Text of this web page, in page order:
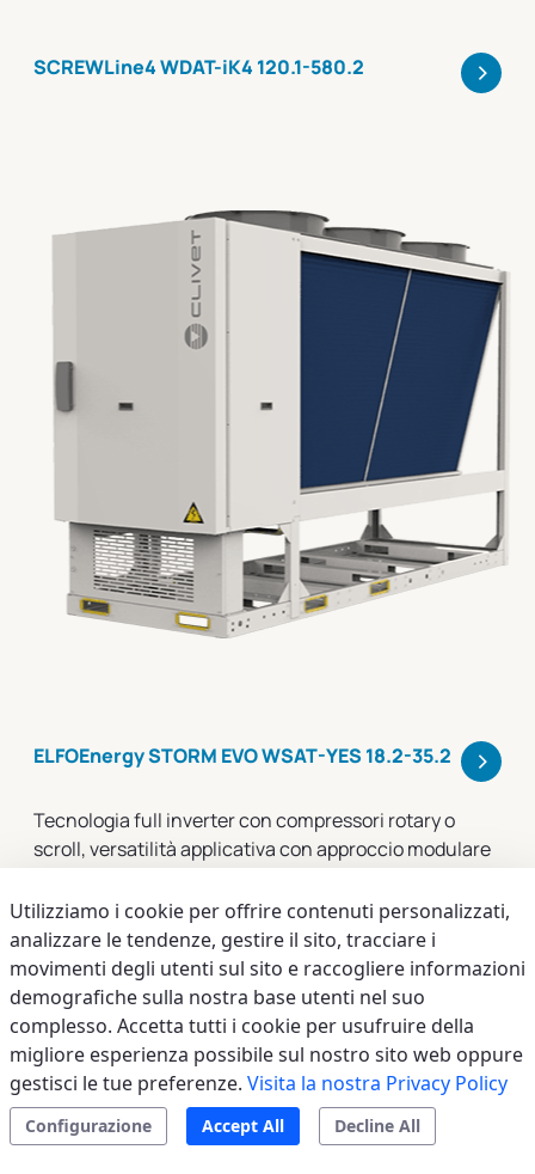
SCREWLine4 WDAT-iK4 120.1-580.2 >
ELFOEnergy STORM EVO WSAT-YES 18.2-35.2 >
Tecnologia full inverter con compressori rotary o
scroll, versatilità applicativa con approccio modulare
Utilizziamo i cookie per offrire contenuti personalizzati,
analizzare le tendenze, gestire il sito, tracciare i
movimenti degli utenti sul sito e raccogliere informazioni
demografiche sulla nostra base utenti nel suo
complesso. Accetta tutti i cookie per usufruire della
migliore esperienza possibile sul nostro sito web oppure
gestisci le tue preferenze. Visita la nostra Privacy Policy
Configurazione Accept All Decline All